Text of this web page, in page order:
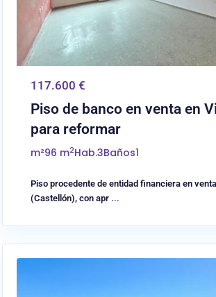
117.600 €
Piso de banco en venta en
para reformar
m²96 m2Hab.3Baños1
Piso procedente de entidad financiera en
(Castellón), con apr ...
Almassora/Almazora